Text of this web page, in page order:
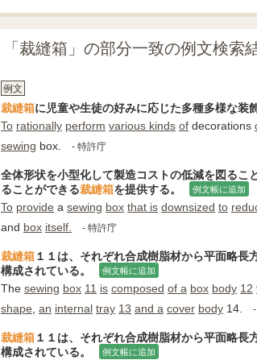
「裁縫箱」の部分一致の例文検索
例文
裁縫箱に児童や生徒の好みに応じた多種多様な装
To rationally perform various kinds of decorations
sewing box. - 特許庁
全体形状を小型化して製造コストの低減を図るこ
ることができる裁縫箱を提供する。 例文帳に追加
To provide a sewing box that is downsized to
and box itself. - 特許庁
裁縫箱１１は、それぞれ合成樹脂材から平面略長
構成されている。
例文帳に追加
The sewing box 11 is composed of a box body 12
shape an internal tray 13 and a cover body 14.
裁縫箱１１は、それぞれ合成樹脂材から平面略長
構成されている。
例文帳に追加